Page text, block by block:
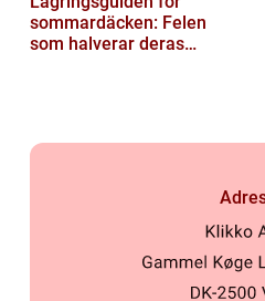
sommardäcken: Felen
som halverar deras